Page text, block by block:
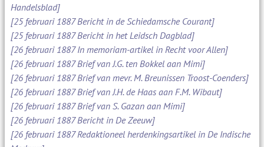
Handelsblad]
[25 februari 1887 Bericht in de Schiedamsche Courant]
[25 februari 1887 Bericht in het Leidsch Dagblad]
[26 februari 1887 In memoriam-artikel in Recht voor Allen]
[26 februari 1887 Brief van J.G. ten Bokkel aan Mimi]
[26 februari 1887 Brief van mevr. M. Breunissen Troost-Coenders]
[26 februari 1887 Brief van J.H. de Haas aan F.M. Wibaut]
[26 februari 1887 Brief van S. Gazan aan Mimi]
[26 februari 1887 Bericht in De Zeeuw]
[26 februari 1887 Redaktioneel herdenkingsartikel in De Indische